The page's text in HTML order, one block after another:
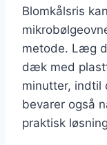
Blomkålsris
metode. Læg
dæk med
minutter, indtil
bevarer også
praktisk